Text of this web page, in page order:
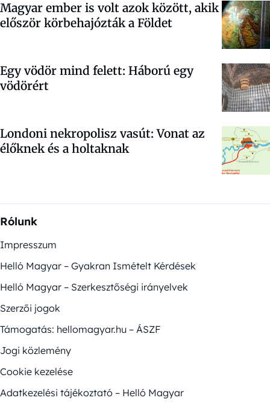
Magyar ember is volt azok között, akik
először körbehajózták a Földet
Egy vödör mind felett: Háború egy
vödörért
Londoni nekropolisz vasút: Vonat az
élőknek és a holtaknak
Rólunk
Impresszum
Helló Magyar – Gyakran Ismételt Kérdések
Helló Magyar – Szerkesztőségi irányelvek
Szerzői jogok
Támogatás: hellomagyar.hu – ÁSZF
Jogi közlemény
Cookie kezelése
Adatkezelési tájékoztató – Helló Magyar